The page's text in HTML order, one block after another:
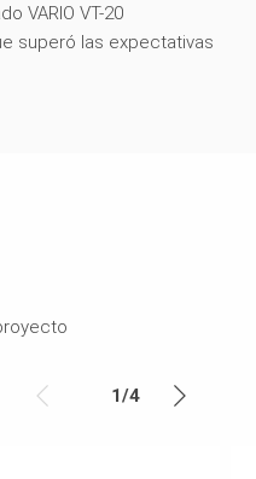
VARIO VT-20
superó las expectativas
1/4